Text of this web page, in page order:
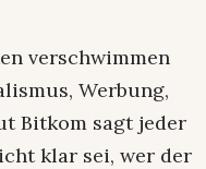
verschwimmen
Werbung,
Bitkom sagt jeder
klar sei, wer der